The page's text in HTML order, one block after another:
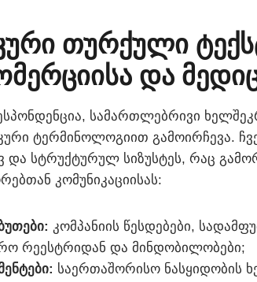
თურქული
და
სამართლებრივი
ტერმინოლოგიით გამოირჩევა.
და სტრუქტურულ სიზუსტეს, რაც
კომუნიკაციისას:
კომპანიის წესდებები,
რეესტრიდან და მინდობილობები;
საერთაშორისო ნასყიდობის